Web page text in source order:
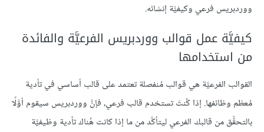
ووردبريس فرعي وكيفيَّة إنشائه.
كيفيَّة عمل قوالب ووردبريس الفرعيَّة والفائدة
من استخدامها
القوالب الفرعيَّة هي قوالب مُنفصلة تعتمد على قالب أساسي في تأدية
مُعظم وظائفها. إذا كُنتَ تستخدم قالب فرعي، فإنَّ ووردبريس سيقوم أوَّلًا
بالتحقُّق من قالبك الفرعي ليتأكَّد من ما إذا كانت هُناك تأدية وظيفيَّة